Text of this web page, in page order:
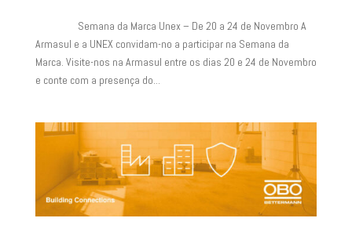
Semana da Marca Unex – De 20 a 24 de Novembro A
Armasul e a UNEX convidam-no a participar na Semana da
Marca. Visite-nos na Armasul entre os dias 20 e 24 de Novembro
e conte com a presença do...